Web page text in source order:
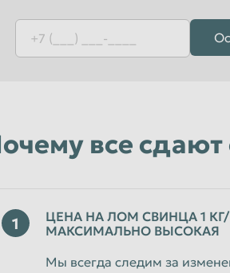
Улан-Удэ
Чита
все сдают
1
ЦЕНА НА ЛОМ СВИНЦА 1
МАКСИМАЛЬНО ВЫСОКАЯ
Мы всегда следим за